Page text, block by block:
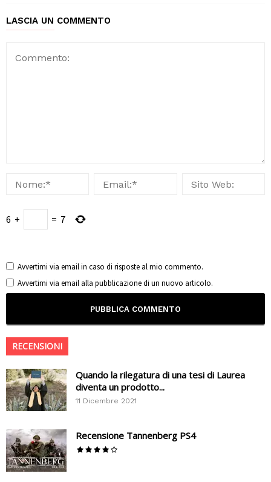
LASCIA UN COMMENTO
6 + = 7
Avvertimi via email in caso di risposte al mio commento.
Avvertimi via email alla pubblicazione di un nuovo articolo.
RECENSIONI
Quando la rilegatura di una tesi di Laurea
diventa un prodotto...
11 Dicembre 2021
Recensione Tannenberg PS4